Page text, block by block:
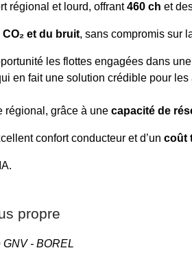
régional et lourd, offrant460 ch et
et du bruit, sans compromis sur
les flottes engagées dans
en fait une solution crédible pour
régional, grâce à une capacité de
confort conducteur et d’un coût
propre
- BOREL